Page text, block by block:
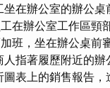
在辦公室的辦公桌
在辦公室工作區頸
班，坐在辦公桌前
指著履歷附近的辦
圖表上的銷售報告